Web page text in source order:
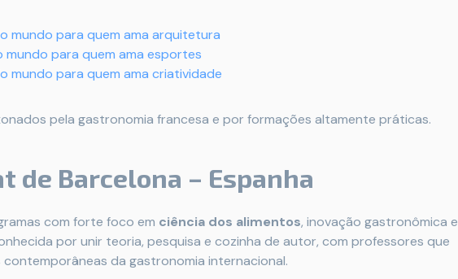
mundo para quem ama arquitetura
mundo para quem ama esportes
mundo para quem ama criatividade
pela gastronomia francesa e por formações altamente práticas.
de Barcelona – Espanha
com forte foco em ciência dos alimentos, inovação gastronômica e
por unir teoria, pesquisa e cozinha de autor, com professores que
da gastronomia internacional.